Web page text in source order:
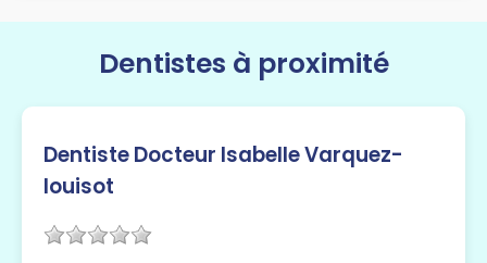
Dentistes à proximité
Dentiste Docteur Isabelle Varquez-
louisot